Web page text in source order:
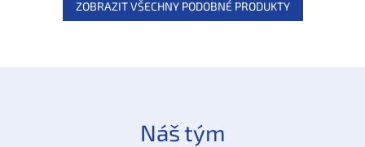
ZOBRAZIT VŠECHNY PODOBNÉ PRODUKTY
Náš tým